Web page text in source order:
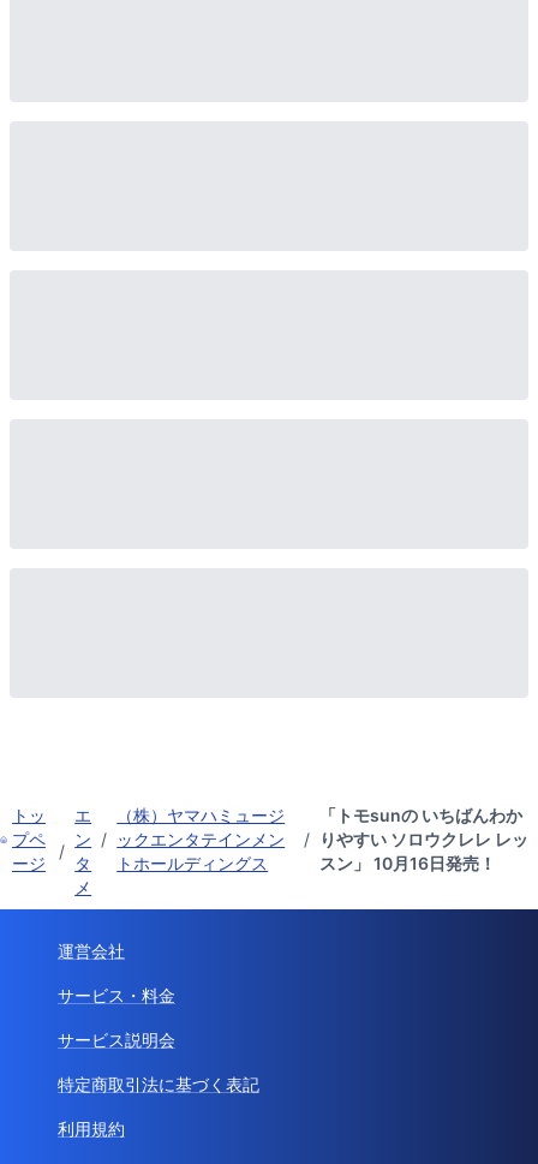
トッ
プペ
ージ
/
エ
ン
タ
メ
/
（株）ヤマハミュージ
ックエンタテインメン
トホールディングス
/
「トモsunの いちばんわか
りやすい ソロウクレレ レッ
スン」 10月16日発売！
運営会社
サービス・料金
サービス説明会
特定商取引法に基づく表記
利用規約